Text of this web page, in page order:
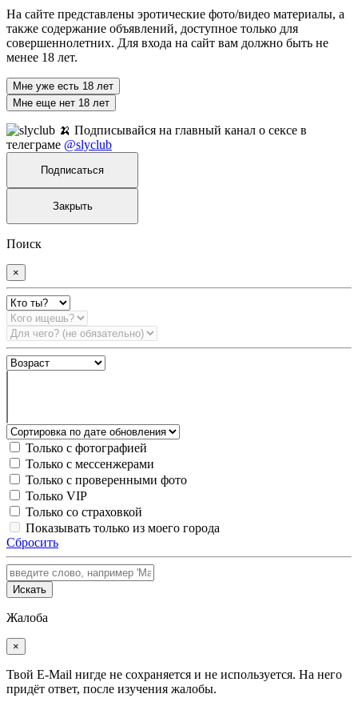
На сайте представлены эротические фото/видео материалы, а
также содержание объявлений, доступное только для
совершеннолетних. Для входа на сайт вам должно быть не
менее 18 лет.
Мне уже есть 18 лет
Мне еще нет 18 лет
🍌 Подписывайся на главный канал о сексе в
телеграме @slyclub
Подписаться
Закрыть
Поиск
×
Только с фотографией
Только с мессенжерами
Только с проверенными фото
Только VIP
Только со страховкой
Показывать только из моего города
Сбросить
Искать
Жалоба
×
Твой E-Mail нигде не сохраняется и не используется. На него
придёт ответ, после изучения жалобы.